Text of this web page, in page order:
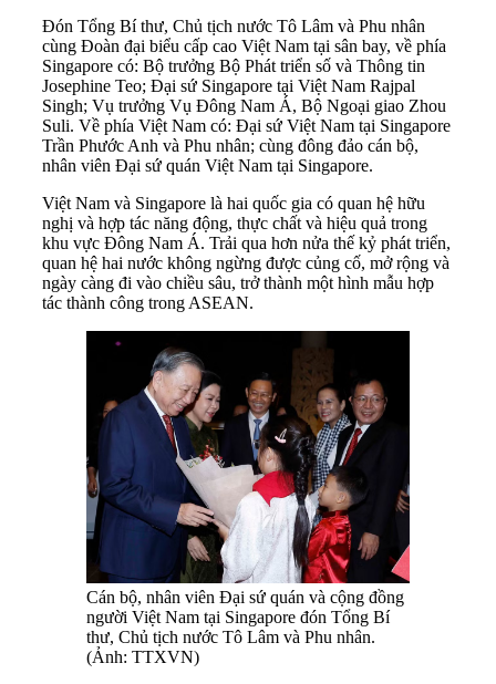
Đón Tổng Bí thư, Chủ tịch nước Tô Lâm và Phu nhân
cùng Đoàn đại biểu cấp cao Việt Nam tại sân bay, về phía
Singapore có: Bộ trưởng Bộ Phát triển số và Thông tin
Josephine Teo; Đại sứ Singapore tại Việt Nam Rajpal
Singh; Vụ trưởng Vụ Đông Nam Á, Bộ Ngoại giao Zhou
Suli. Về phía Việt Nam có: Đại sứ Việt Nam tại Singapore
Trần Phước Anh và Phu nhân; cùng đông đảo cán bộ,
nhân viên Đại sứ quán Việt Nam tại Singapore.
Việt Nam và Singapore là hai quốc gia có quan hệ hữu
nghị và hợp tác năng động, thực chất và hiệu quả trong
khu vực Đông Nam Á. Trải qua hơn nửa thế kỷ phát triển,
quan hệ hai nước không ngừng được củng cố, mở rộng và
ngày càng đi vào chiều sâu, trở thành một hình mẫu hợp
tác thành công trong ASEAN.
Cán bộ, nhân viên Đại sứ quán và cộng đồng
người Việt Nam tại Singapore đón Tổng Bí
thư, Chủ tịch nước Tô Lâm và Phu nhân.
(Ảnh: TTXVN)